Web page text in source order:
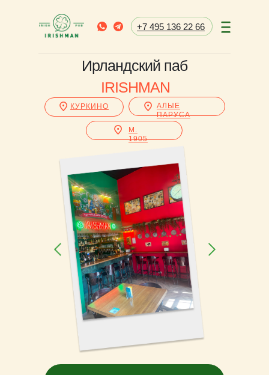
+7 495 136 22 66
Ирландский паб
IRISHMAN
АЛЫЕ
ПАРУСА
М.
1905
КУРКИНО